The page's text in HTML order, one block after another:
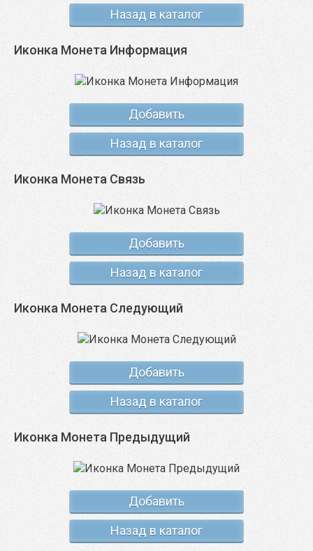
Назад в каталог
Иконка Монета Информация
Добавить
Назад в каталог
Иконка Монета Связь
Добавить
Назад в каталог
Иконка Монета Следующий
Добавить
Назад в каталог
Иконка Монета Предыдущий
Добавить
Назад в каталог